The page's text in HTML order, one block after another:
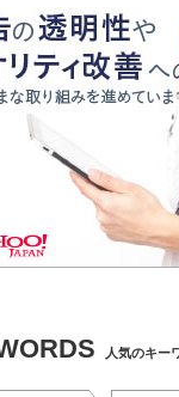
人気のキー